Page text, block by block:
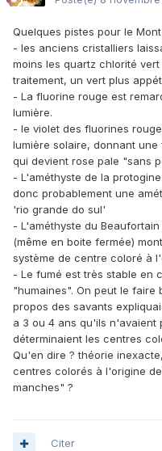
Quelques pistes pour le
- les anciens cristalliers
moins les quartz chlorité
traitement, un vert plus
- La fluorine rouge est
lumière.
- le violet des fluorines
lumière solaire, donnant
qui devient rose pale "sans
- L'améthyste de la
donc probablement une
'rio grande do sul'
- L'améthyste du
(même en boite fermée)
système de centre coloré à
- Le fumé est très stable en
"humaines". On peut le faire
propos des savants
a 3 ou 4 ans qu'ils n'avaient
déterminaient les centres
Qu'en dire ? théorie
centres colorés à l'origine
manches" ?
Citer